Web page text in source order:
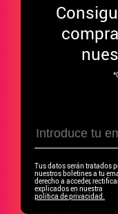
Tus datos serán tratados
nuestros boletines a tu
derecho a acceder,
explicados en nuestra
política de privacidad.